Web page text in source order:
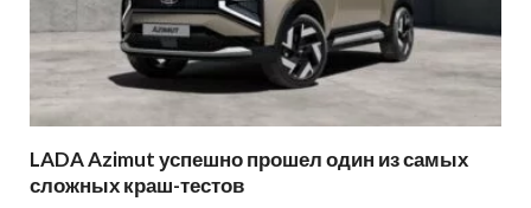
LADA Azimut успешно прошел один из самых
сложных краш-тестов